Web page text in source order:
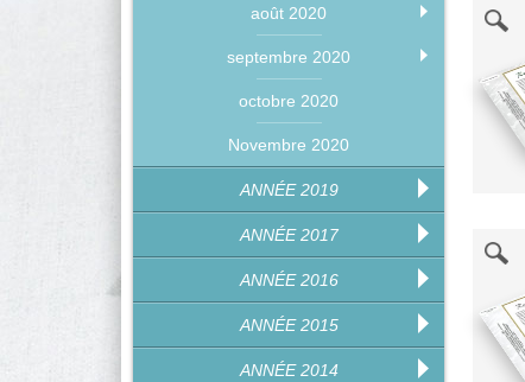
août 2020
septembre 2020
octobre 2020
Novembre 2020
ANNÉE 2019
ANNÉE 2017
ANNÉE 2016
ANNÉE 2015
ANNÉE 2014